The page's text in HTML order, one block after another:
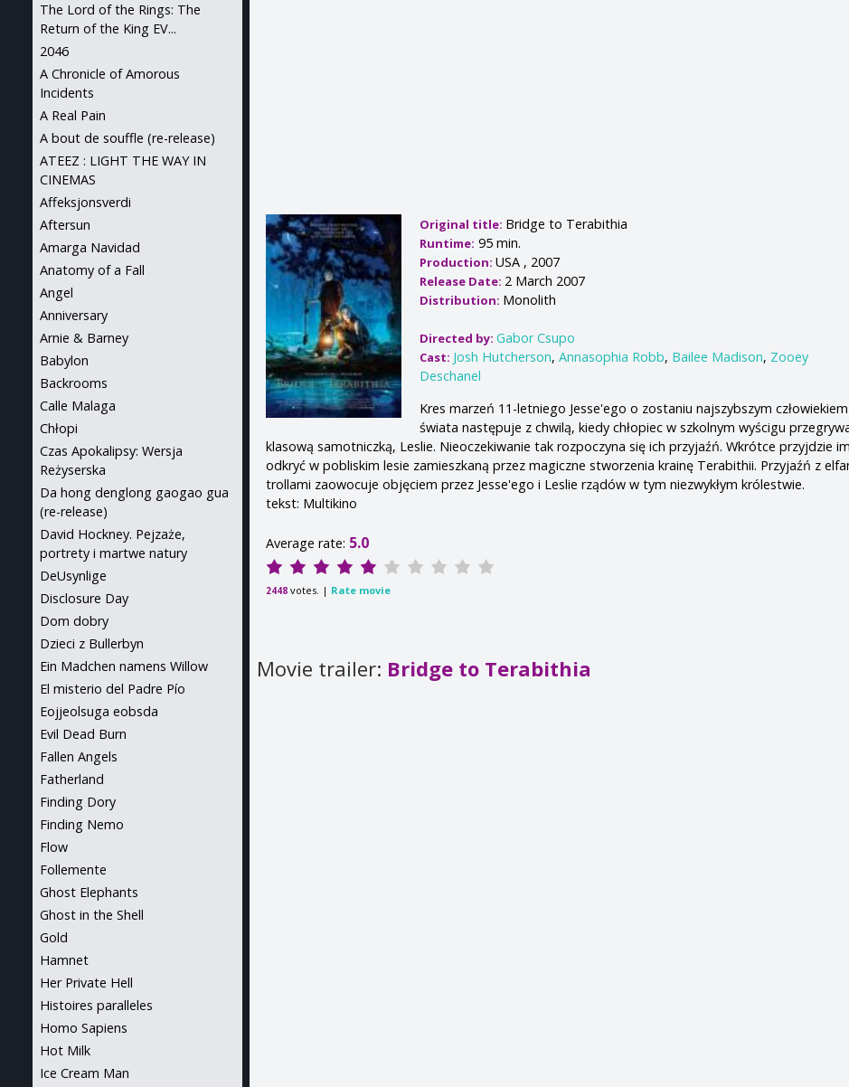
Original title: Bridge to Terabithia
Runtime: 95 min.
Production:USA , 2007
Release Date: 2 March 2007
Distribution: Monolith
Directed by:Gabor Csupo
Cast: Josh Hutcherson,Annasophia Robb, Bailee Madison, Zooey
Deschanel
Kres marzeń 11-letniego Jesse'ego o zostaniu najszybszym człowiekiem
świata następuje z chwilą, kiedy chłopiec w szkolnym wyścigu
klasową samotniczką, Leslie. Nieoczekiwanie tak rozpoczyna się ich przyjaźń. Wkrótce przyjdzie im
odkryć w pobliskim lesie zamieszkaną przez magiczne stworzenia krainę Terabithii. Przyjaźń z
trollami zaowocuje objęciem przez Jesse'ego i Leslie rządów w tym niezwykłym królestwie.
tekst: Multikino
Average rate: 5.0
2448votes. | Rate movie
Movie trailer: Bridge to Terabithia
The Lord of the Rings: The
Return of the King EV...
2046
A Chronicle of Amorous
Incidents
A Real Pain
A bout de souffle (re-release)
ATEEZ : LIGHT THE WAY IN
CINEMAS
Affeksjonsverdi
Aftersun
Amarga Navidad
Anatomy of a Fall
Angel
Anniversary
Arnie & Barney
Babylon
Backrooms
Calle Malaga
Chłopi
Czas Apokalipsy: Wersja
Reżyserska
Da hong denglong gaogao gua
(re-release)
David Hockney. Pejzaże,
portrety i martwe natury
DeUsynlige
Disclosure Day
Dom dobry
Dzieci z Bullerbyn
Ein Madchen namens Willow
El misterio del Padre Pío
Eojjeolsuga eobsda
Evil Dead Burn
Fallen Angels
Fatherland
Finding Dory
Finding Nemo
Flow
Follemente
Ghost Elephants
Ghost in the Shell
Gold
Hamnet
Her Private Hell
Histoires paralleles
Homo Sapiens
Hot Milk
Ice Cream Man